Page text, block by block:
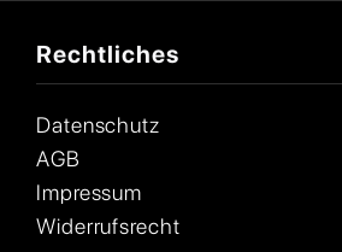
Rechtliches
Datenschutz
AGB
Impressum
Widerrufsrecht